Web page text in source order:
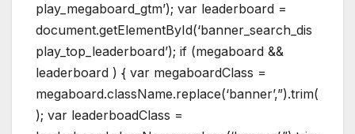
play_megaboard_gtm’); var leaderboard =
document.getElementById(‘banner_search_dis
play_top_leaderboard’); if (megaboard &&
leaderboard ) { var megaboardClass =
megaboard.className.replace(‘banner’,”).trim(
); var leaderboadClass =